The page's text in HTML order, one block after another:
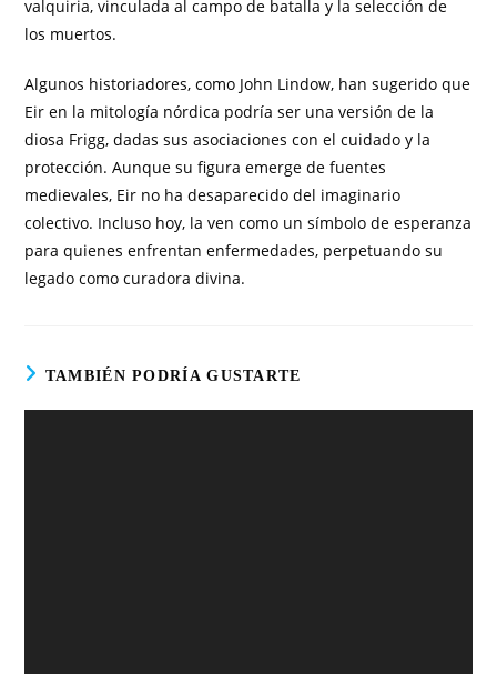
valquiria, vinculada al campo de batalla y la selección de
los muertos.
Algunos historiadores, como John Lindow, han sugerido que
Eir en la mitología nórdica podría ser una versión de la
diosa Frigg, dadas sus asociaciones con el cuidado y la
protección. Aunque su figura emerge de fuentes
medievales, Eir no ha desaparecido del imaginario
colectivo. Incluso hoy, la ven como un símbolo de esperanza
para quienes enfrentan enfermedades, perpetuando su
legado como curadora divina.
TAMBIÉN PODRÍA GUSTARTE